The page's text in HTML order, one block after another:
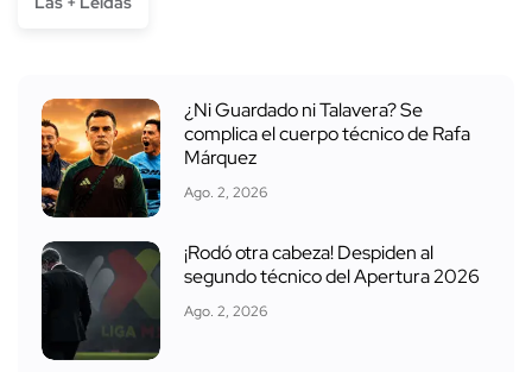
¿Ni Guardado ni Talavera? Se
complica el cuerpo técnico de Rafa
Márquez
Ago. 2, 2026
¡Rodó otra cabeza! Despiden al
segundo técnico del Apertura 2026
Ago. 2, 2026